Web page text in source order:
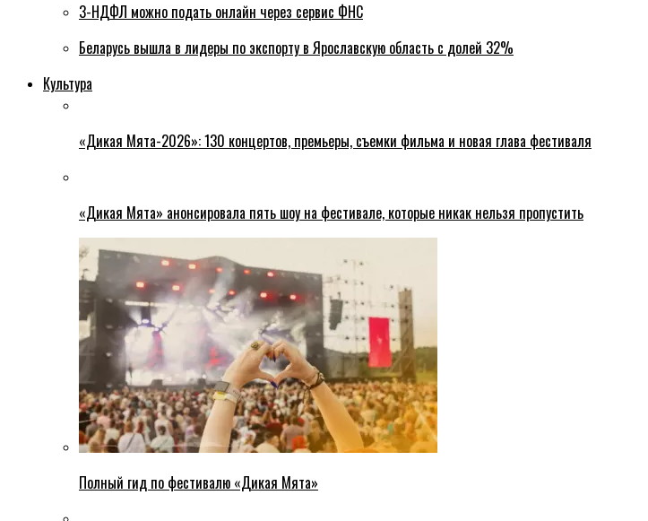
3-НДФЛ можно подать онлайн через сервис ФНС
Беларусь вышла в лидеры по экспорту в Ярославскую область с долей 32%
Культура
«Дикая Мята-2026»: 130 концертов, премьеры, съемки фильма и новая глава фестиваля
«Дикая Мята» анонсировала пять шоу на фестивале, которые никак нельзя пропустить
Полный гид по фестивалю «Дикая Мята»